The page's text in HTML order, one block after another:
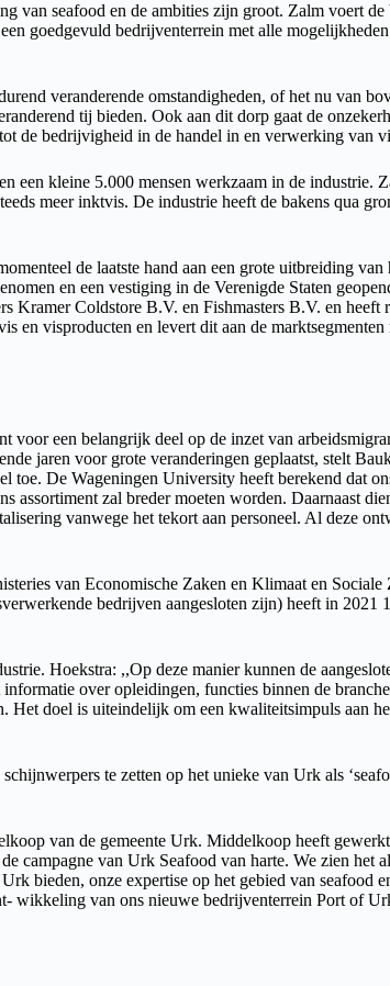
van seafood en de ambities zijn groot. Zalm voert
goedgevuld bedrijventerrein met alle
veranderende omstandigheden, of het nu van
tij bieden. Ook aan dit dorp gaat de
de bedrijvigheid in de handel in en verwerking van
kleine 5.000 mensen werkzaam in de industrie.
meer inktvis. De industrie heeft de bakens qua
de laatste hand aan een grote uitbreiding
en een vestiging in de Verenigde Staten
Coldstore B.V. en Fishmasters B.V. en heeft
en visproducten en levert dit aan de
een belangrijk deel op de inzet van
jaren voor grote veranderingen geplaatst, stelt
De Wageningen University heeft berekend dat
assortiment zal breder moeten worden. Daarnaast
vanwege het tekort aan personeel. Al deze
van Economische Zaken en Klimaat en Sociale
bedrijven aangesloten zijn) heeft in 2021
Hoekstra: ,,Op deze manier kunnen de
over opleidingen, functies binnen de
doel is uiteindelijk om een kwaliteitsimpuls aan
te zetten op het unieke van Urk als
van de gemeente Urk. Middelkoop heeft
campagne van Urk Seafood van harte. We zien het
bieden, onze expertise op het gebied van seafood
wikkeling van ons nieuwe bedrijventerrein Port of